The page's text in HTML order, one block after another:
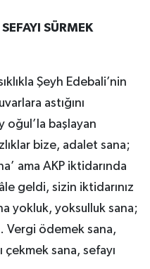
SÜRMEK
Şeyh Edebali’nin
astığını
oğul’la başlayan
bize, adalet sana;
ama AKP iktidarında
geldi, sizin iktidarınız
yokluk, yoksulluk sana;
Vergi ödemek sana,
sana, sefayı